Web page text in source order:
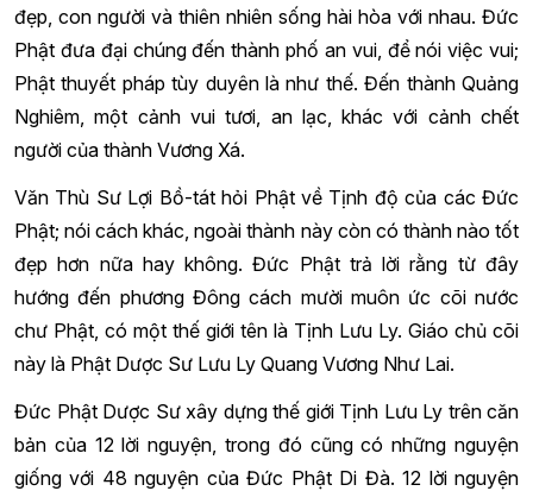
đẹp, con người và thiên nhiên sống hài hòa với nhau. Đức
Phật đưa đại chúng đến thành phố an vui, để nói việc vui;
Phật thuyết pháp tùy duyên là như thế. Đến thành Quảng
Nghiêm, một cảnh vui tươi, an lạc, khác với cảnh chết
người của thành Vương Xá.
Văn Thù Sư Lợi Bồ-tát hỏi Phật về Tịnh độ của các Đức
Phật; nói cách khác, ngoài thành này còn có thành nào tốt
đẹp hơn nữa hay không. Đức Phật trả lời rằng từ đây
hướng đến phương Đông cách mười muôn ức cõi nước
chư Phật, có một thế giới tên là Tịnh Lưu Ly. Giáo chủ cõi
này là Phật Dược Sư Lưu Ly Quang Vương Như Lai.
Đức Phật Dược Sư xây dựng thế giới Tịnh Lưu Ly trên căn
bản của 12 lời nguyện, trong đó cũng có những nguyện
giống với 48 nguyện của Đức Phật Di Đà. 12 lời nguyện